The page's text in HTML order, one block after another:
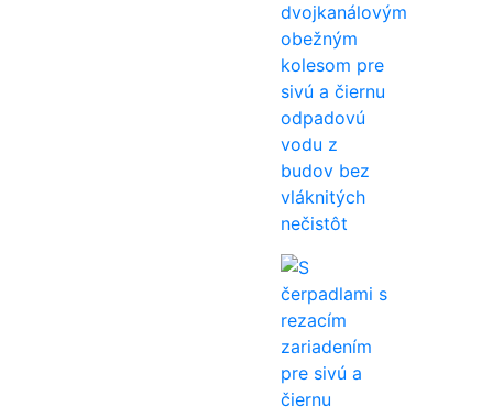
dvojkanálovým
obežným
kolesom pre
sivú a čiernu
odpadovú
vodu z
budov bez
vláknitých
nečistôt